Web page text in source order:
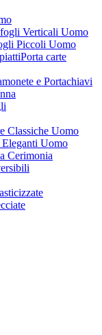
Verticali Uomo
Piccoli Uomo
Porta carte
e Portachiavi
Classiche Uomo
Uomo
Cerimonia